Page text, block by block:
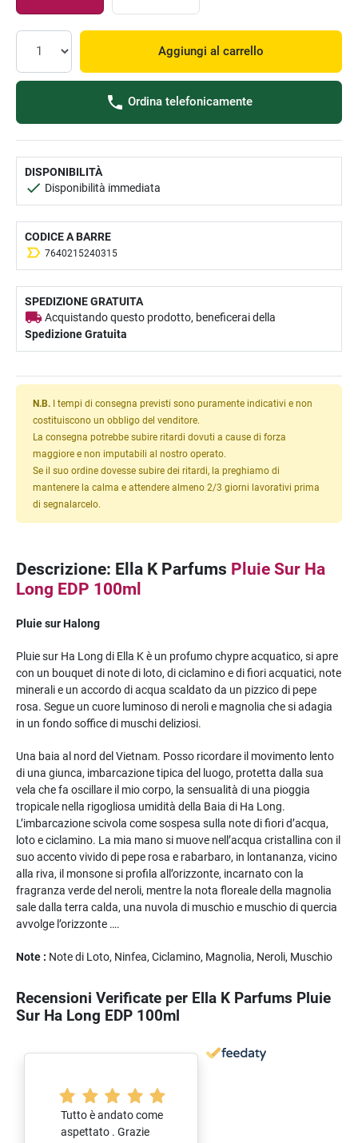
Aggiungi al carrello
Ordina telefonicamente
DISPONIBILITÀ
Disponibilità immediata
CODICE A BARRE
7640215240315
SPEDIZIONE GRATUITA
Acquistando questo prodotto, beneficerai della
Spedizione Gratuita
N.B. I tempi di consegna previsti sono puramente indicativi e non
costituiscono un obbligo del venditore.
La consegna potrebbe subire ritardi dovuti a cause di forza
maggiore e non imputabili al nostro operato.
Se il suo ordine dovesse subire dei ritardi, la preghiamo di
mantenere la calma e attendere almeno 2/3 giorni lavorativi prima
di segnalarcelo.
Descrizione: Ella K Parfums Pluie Sur Ha
Long EDP 100ml
Pluie sur Halong
Pluie sur Ha Long di Ella K è un profumo chypre acquatico, si apre
con un bouquet di note di loto, di ciclamino e di fiori acquatici, note
minerali e un accordo di acqua scaldato da un pizzico di pepe
rosa. Segue un cuore luminoso di neroli e magnolia che si adagia
in un fondo soffice di muschi deliziosi.
Una baia al nord del Vietnam. Posso ricordare il movimento lento
di una giunca, imbarcazione tipica del luogo, protetta dalla sua
vela che fa oscillare il mio corpo, la sensualità di una pioggia
tropicale nella rigogliosa umidità della Baia di Ha Long.
L’imbarcazione scivola come sospesa sulla note di fiori d’acqua,
loto e ciclamino. La mia mano si muove nell’acqua cristallina con il
suo accento vivido di pepe rosa e rabarbaro, in lontananza, vicino
alla riva, il monsone si profila all’orizzonte, incarnato con la
fragranza verde del neroli, mentre la nota floreale della magnolia
sale dalla terra calda, una nuvola di muschio e muschio di quercia
avvolge l’orizzonte ….
Note : Note di Loto, Ninfea, Ciclamino, Magnolia, Neroli, Muschio
Recensioni Verificate per Ella K Parfums Pluie
Sur Ha Long EDP 100ml
Tutto è andato come
aspettato . Grazie